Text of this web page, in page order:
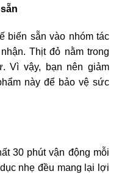
biến sẵn vào nhóm tác
Thịt đỏ nằm trong
Vì vậy, bạn nên giảm
này để bảo vệ sức
30 phút vận động mỗi
nhẹ đều mang lại lợi